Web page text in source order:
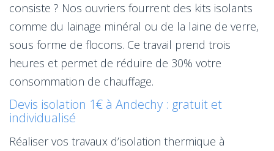
consiste ? Nos ouvriers fourrent des kits isolants
comme du lainage minéral ou de la laine de verre,
sous forme de flocons. Ce travail prend trois
heures et permet de réduire de 30% votre
consommation de chauffage.
Devis isolation 1€ à Andechy : gratuit et
individualisé
Réaliser vos travaux d’isolation thermique à